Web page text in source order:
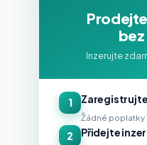
Inzerujte
1
Žádné poplatky
2 Přidejte